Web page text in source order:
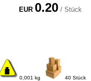
EUR 0.20 / Stück
0,001 kg 40 Stück